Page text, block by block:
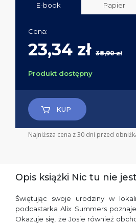
E-book Papier
Cena:
23,34 zł 38,90 zł
Produkt dostępny
KUP
Najniższa cena z 30 dni przed
Opis książki Nic tu nie
Świętując swoje urodziny w
podcastarka Alix Summers
Okazuje się, że Josie również